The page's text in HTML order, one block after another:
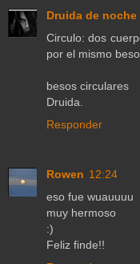
Druida de noche
Circulo: dos
por el mismo beso.
besos circulares
Druida.
Responder
Rowen 12:24
eso fue wuauuuu
muy hermoso
:)
Feliz finde!!